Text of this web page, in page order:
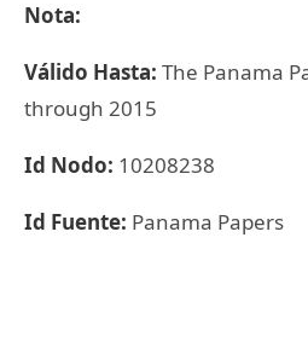
Nota:
Válido Hasta: The Panama
through 2015
Id Nodo: 10208238
Id Fuente: Panama Papers